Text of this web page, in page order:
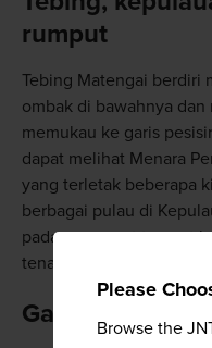
Please
Browse the
rumput
Tebing Matengai berdiri
ombak di bawahnya
memukau ke garis
dapat melihat Menara
yang terletak beberapa
berbagai pulau di
padang rumput tempat
tenang, sebuah
Galeri seni alam